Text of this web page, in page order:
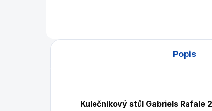
Popis
Kulečníkový stůl Gabriels Rafale